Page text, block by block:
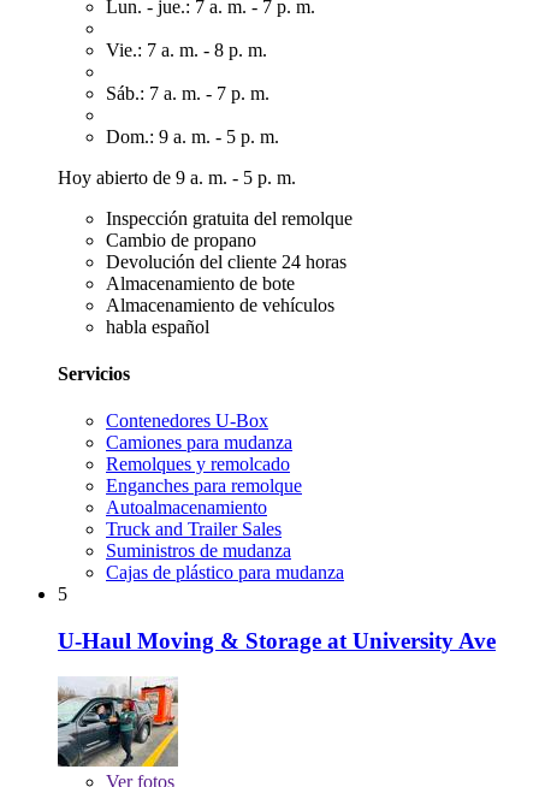
Lun. - jue.: 7 a. m. - 7 p. m.
Vie.: 7 a. m. - 8 p. m.
Sáb.: 7 a. m. - 7 p. m.
Dom.: 9 a. m. - 5 p. m.
Hoy abierto de 9 a. m. - 5 p. m.
Inspección gratuita del remolque
Cambio de propano
Devolución del cliente 24 horas
Almacenamiento de bote
Almacenamiento de vehículos
habla español
Servicios
Contenedores U-Box
Camiones para mudanza
Remolques y remolcado
Enganches para remolque
Autoalmacenamiento
Truck and Trailer Sales
Suministros de mudanza
Cajas de plástico para mudanza
5
U-Haul Moving & Storage at University Ave
Verfotos